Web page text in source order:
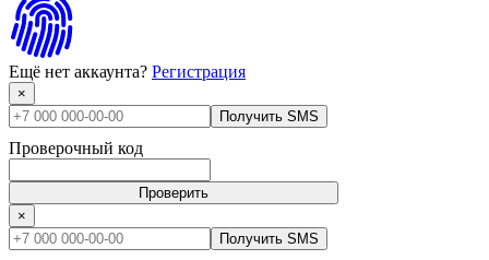
Ещё нет аккаунта? Регистрация
×
Получить SMS
Проверочный код
Проверить
×
Получить SMS